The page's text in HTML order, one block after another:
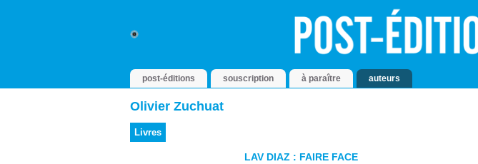
post-éditions souscription à paraître auteurs
Olivier Zuchuat
Livres
LAV DIAZ : FAIRE FACE